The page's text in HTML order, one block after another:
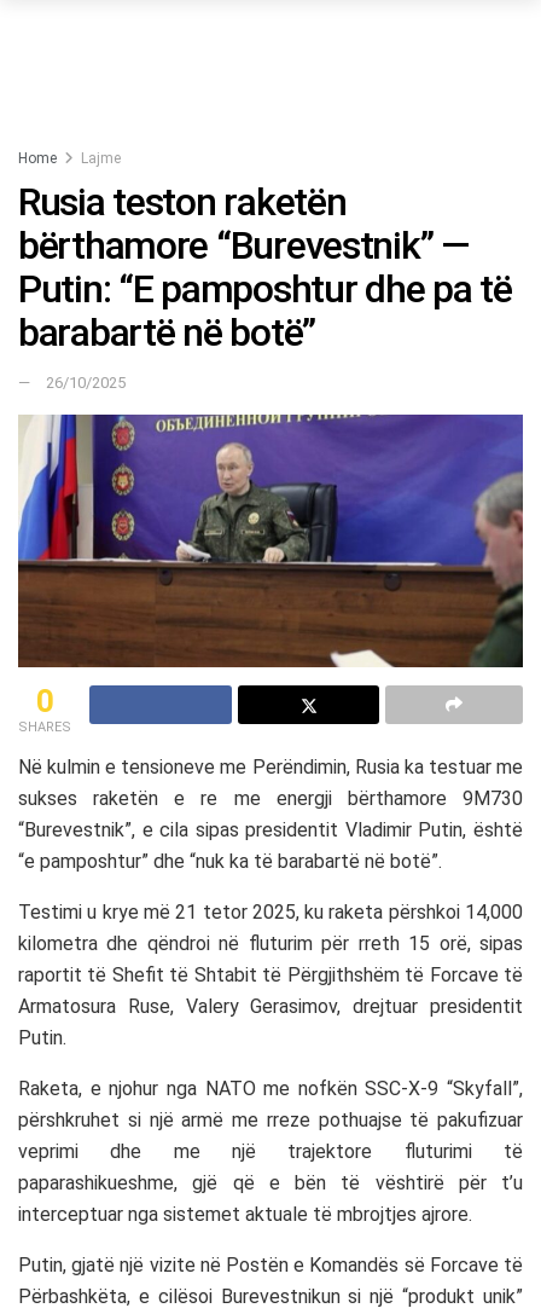
Home Lajme
Rusia teston raketën
bërthamore “Burevestnik” —
Putin: “E pamposhtur dhe pa të
barabartë në botë”
26/10/2025
0
SHARES
Në kulmin e tensioneve me Perëndimin, Rusia ka testuar me
sukses raketën e re me energji bërthamore 9M730
“Burevestnik”, e cila sipas presidentit Vladimir Putin, është
“e pamposhtur” dhe “nuk ka të barabartë në botë”.
Testimi u krye më 21 tetor 2025, ku raketa përshkoi 14,000
kilometra dhe qëndroi në fluturim për rreth 15 orë, sipas
raportit të Shefit të Shtabit të Përgjithshëm të Forcave të
Armatosura Ruse, Valery Gerasimov, drejtuar presidentit
Putin.
Raketa, e njohur nga NATO me nofkën SSC-X-9 “Skyfall”,
përshkruhet si një armë me rreze pothuajse të pakufizuar
veprimi dhe me një trajektore fluturimi të
paparashikueshme, gjë që e bën të vështirë për t’u
interceptuar nga sistemet aktuale të mbrojtjes ajrore.
Putin, gjatë një vizite në Postën e Komandës së Forcave të
Përbashkëta, e cilësoi Burevestnikun si një “produkt unik”